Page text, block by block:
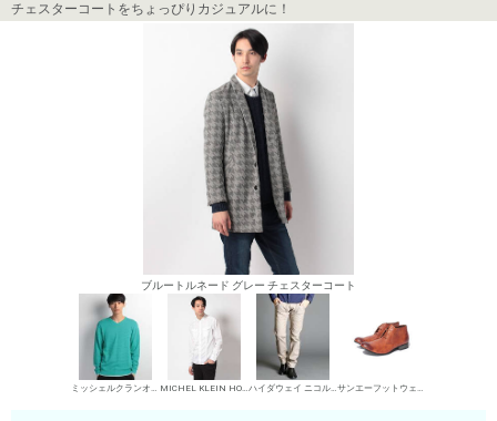
チェスターコートをちょっぴりカジュアルに！
ブルートルネード グレー チェスターコート
ミッシェルクランオム Vネックセーター MICHEL KLEIN HOMME シャツ ハイダウェイ ニコル デニムパンツ・ジーンズ サンエーフットウェア 短靴・レザーシューズ